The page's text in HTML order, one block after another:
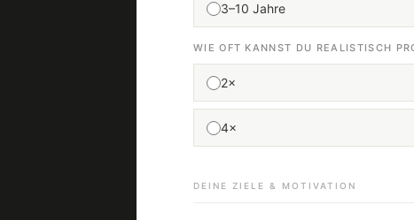
3–10 Jahre
WIE OFT KANNST DU REALISTISCH
2×
4×
DEINE ZIELE & MOTIVATION